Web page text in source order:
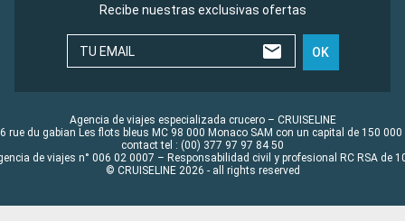
Recibe nuestras exclusivas ofertas
TU EMAIL OK
Agencia de viajes especializada crucero – CRUISELINE
rue du gabian Les flots bleus MC 98 000 Monaco SAM con un capital de 150 000
contact tel : (00) 377 97 97 84 50
de viajes n° 006 02 0007 – Responsabilidad civil y profesional RC RSA de
© CRUISELINE 2026 - all rights reserved